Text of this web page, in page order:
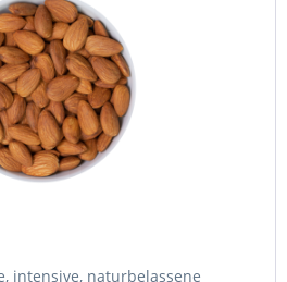
intensive, naturbelassene